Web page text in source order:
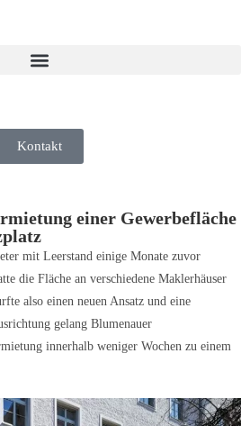
Kontakt
einer Gewerbefläche
mit Leerstand einige Monate zuvor
die Fläche an verschiedene Maklerhäuser
also einen neuen Ansatz und eine
gelang Blumenauer
innerhalb weniger Wochen zu einem